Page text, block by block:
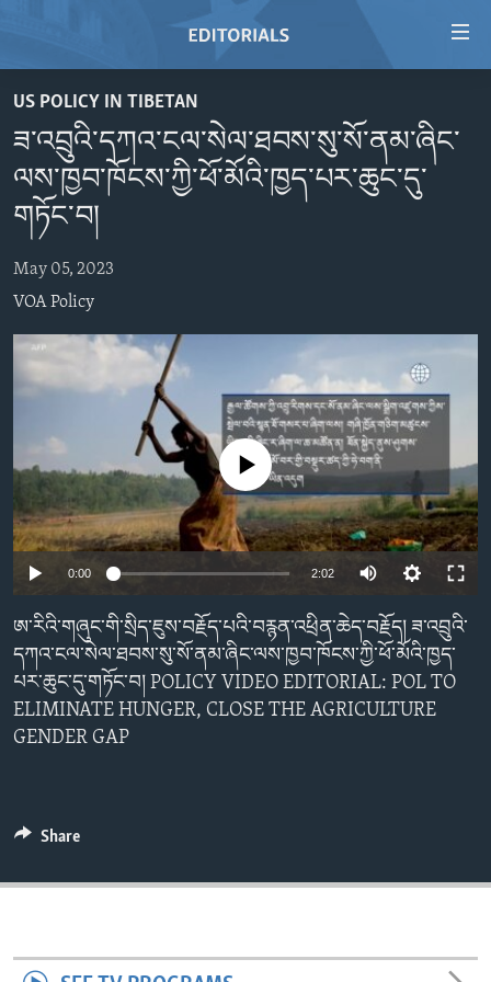
main
content
Skip
to
Navigation
Skip
to
Search
VIDEO
RADIO
REGIONS
AFRICA
AMERICAS
ASIA
EUROPE
MIDDLE EAST
TOPICS
HUMAN RIGHTS
SECURITY AND DEFENSE
AID AND DEVELOPMENT
DEMOCRACY AND GOVERNANCE
ECONOMY AND TRADE
ENVIRONMENT AND HEALTH
IDEALS AND INSTITUTIONS
ARCHIVE
ABOUT US
US POLICY IN TIBETAN
ཟ་འབྲུའི་དཀའ་ངལ་སེལ་ཐབས་སུ་སོ་ནམ་ཞིང་
ལས་ཁྱབ་ཁོངས་ཀྱི་ཕོ་མོའི་ཁྱད་པར་ཆུང་དུ་
གཏོང་བ།
May 05, 2023
VOA Policy
No media source currently available
0:00 2:02
ཨ་རིའི་གཞུང་གི་སྲིད་ཇུས་བརྗོད་པའི་བརྙན་འཕྲིན་ཆེད་བརྗོད། ཟ་འབྲུའི་
དཀའ་ངལ་སེལ་ཐབས་སུ་སོ་ནམ་ཞིང་ལས་ཁྱབ་ཁོངས་ཀྱི་ཕོ་མོའི་ཁྱད་
པར་ཆུང་དུ་གཏོང་བ། POLICY VIDEO EDITORIAL: POL TO
ELIMINATE HUNGER, CLOSE THE AGRICULTURE
GENDER GAP
Share